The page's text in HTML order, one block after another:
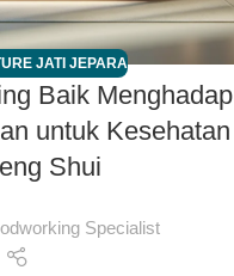
JATI JEPARA
Baik Menghadap
untuk Kesehatan
Shui
Specialist